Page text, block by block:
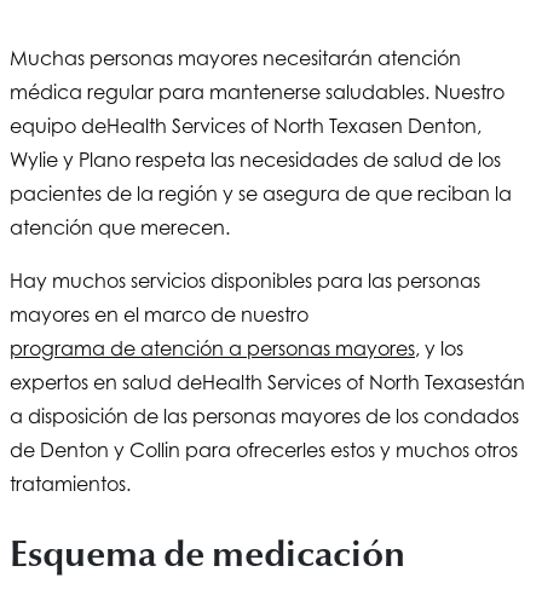
Muchas personas mayores necesitarán atención
médica regular para mantenerse saludables. Nuestro
equipo deHealth Services of North Texasen Denton,
Wylie y Plano respeta las necesidades de salud de los
pacientes de la región y se asegura de que reciban la
atención que merecen.
Hay muchos servicios disponibles para las personas
mayores en el marco de nuestro
programa de atención a personas mayores, y los
expertos en salud deHealth Services of North Texasestán
a disposición de las personas mayores de los condados
de Denton y Collin para ofrecerles estos y muchos otros
tratamientos.
Esquema de medicación